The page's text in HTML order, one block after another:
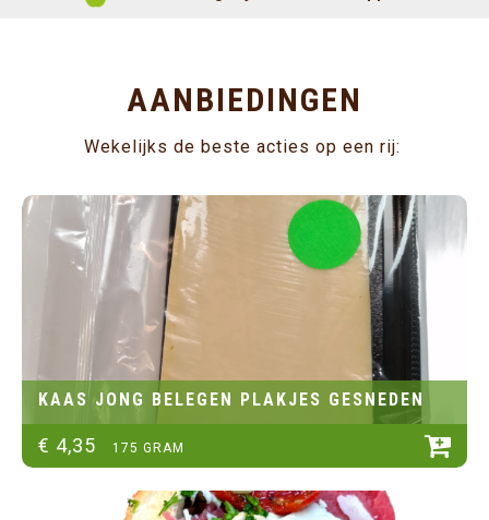
AANBIEDINGEN
Wekelijks de beste acties op een rij:
KAAS JONG BELEGEN PLAKJES GESNEDEN
€ 4,35 175 GRAM